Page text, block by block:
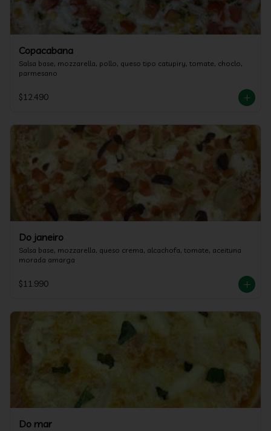
Copacabana
Salsa base, mozzarella, pollo, queso tipo catupiry, tomate, choclo,
parmesano
$12.490
Do janeiro
Salsa base, mozzarella, queso crema, alcachofa, tomate, aceituna
morada amarga
$11.990
Do mar